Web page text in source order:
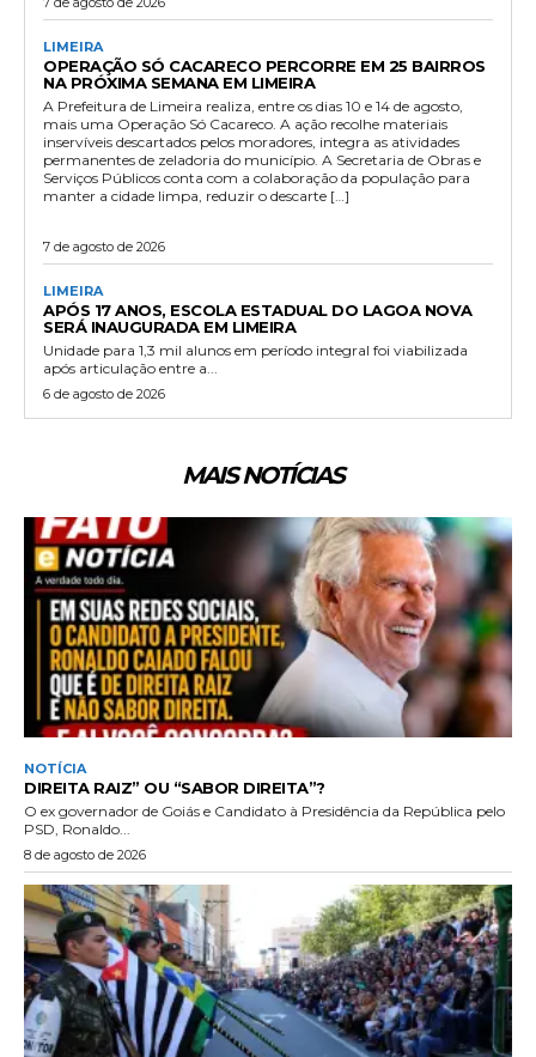
LIMEIRA
OPERAÇÃO SÓ CACARECO PERCORRE EM 25 BAIRROS
NA PRÓXIMA SEMANA EM LIMEIRA
A Prefeitura de Limeira realiza, entre os dias 10 e 14 de agosto,
mais uma Operação Só Cacareco. A ação recolhe materiais
inservíveis descartados pelos moradores, integra as atividades
permanentes de zeladoria do município. A Secretaria de Obras e
Serviços Públicos conta com a colaboração da população para
manter a cidade limpa, reduzir o descarte […]
7 de agosto de 2026
LIMEIRA
APÓS 17 ANOS, ESCOLA ESTADUAL DO LAGOA NOVA
SERÁ INAUGURADA EM LIMEIRA
Unidade para 1,3 mil alunos em período integral foi viabilizada
após articulação entre a...
6 de agosto de 2026
MAIS NOTÍCIAS
NOTÍCIA
DIREITA RAIZ” OU “SABOR DIREITA”?
O ex governador de Goiás e Candidato à Presidência da República pelo
PSD, Ronaldo...
8 de agosto de 2026